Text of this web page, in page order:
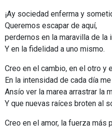
¡Ay sociedad enferma y
Queremos escapar de aquí,
perdernos en la maravilla de la
Y en la fidelidad a uno mismo.
Creo en el cambio, en el otro y
En la intensidad de cada día
Ansío ver la marea arrastrar la
Y que nuevas raíces broten al
Creo en el amor, la fuerza más